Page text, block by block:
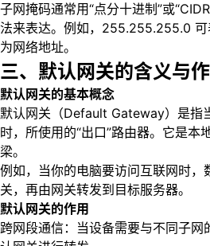
子网掩码通常用“点分十进制”或
法来表达。例如，255.255.255.0
为网络地址。
三、默认网关的含义与
默认网关的基本概念
默认网关（Default Gateway）是指
时，所使用的“出口”路由器。它是本
梁。
例如，当你的电脑要访问互联网时，
关，再由网关转发到目标服务器。
默认网关的作用
跨网段通信：当设备需要与不同子